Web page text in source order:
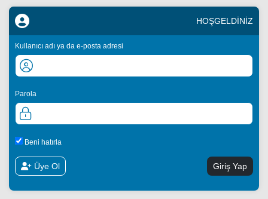
HOŞGELDİNİZ
Kullanıcı adı ya da e-posta adresi
Parola
Beni hatırla
Üye Ol